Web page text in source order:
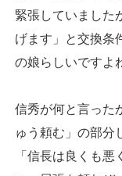
緊張していました
げます」と交換条
の娘らしいですよ
信秀が何と言った
ゅう頼む」の部分
「信長は良くも